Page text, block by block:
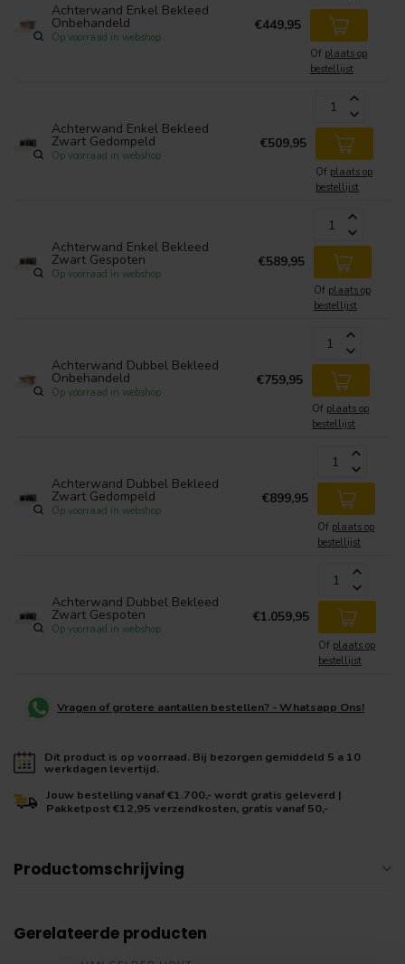
Achterwand Enkel Bekleed
Onbehandeld
Op voorraad in webshop
€449,95
Of plaats op
bestellijst
Achterwand Enkel Bekleed
Zwart Gedompeld
Op voorraad in webshop
€509,95
Of plaats op
bestellijst
Achterwand Enkel Bekleed
Zwart Gespoten
Op voorraad in webshop
€589,95
Of plaats op
bestellijst
Achterwand Dubbel Bekleed
Onbehandeld
Op voorraad in webshop
€759,95
Of plaats op
bestellijst
Achterwand Dubbel Bekleed
Zwart Gedompeld
Op voorraad in webshop
€899,95
Of plaats op
bestellijst
Achterwand Dubbel Bekleed
Zwart Gespoten
Op voorraad in webshop
€1.059,95
Of plaats op
bestellijst
Vragen of grotere aantallen bestellen? - Whatsapp Ons!
Dit product is op voorraad. Bij bezorgen gemiddeld 5 a 10
werkdagen levertijd.
Jouw bestelling vanaf €1.700,- wordt gratis geleverd |
Pakketpost €12,95 verzendkosten, gratis vanaf 50,-
Productomschrijving
Gerelateerde producten